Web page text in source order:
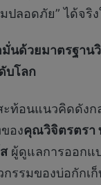
ปลอดภัย” ได้จริ
นด้วยมาตรฐาน
บโลก
ท้อนแนวคิดดังก
องคุณวิจิตรตรา
ผู้ดูแลการออกแ
รรมของบ่อกักเ